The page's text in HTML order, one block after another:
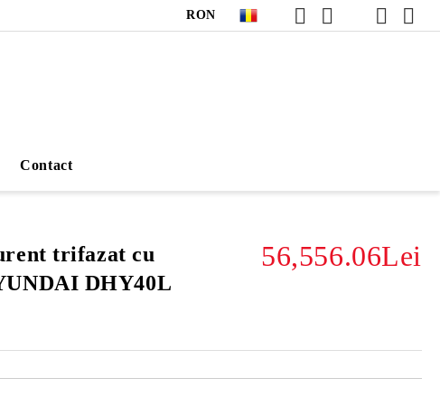
RON
Contact
trifazat cu
DHY40L
56,556.06Lei